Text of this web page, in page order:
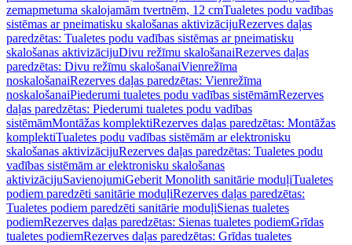
zemapmetuma skalojamām tvertnēm, 12 cmTualetes podu vadības
sistēmas ar pneimatisku skalošanas aktivizācijuRezerves daļas
paredzētas: Tualetes podu vadības sistēmas ar pneimatisku
skalošanas aktivizācijuDivu režīmu skalošanaiRezerves daļas
paredzētas: Divu režīmu skalošanaiVienrežīma
noskalošanaiRezerves daļas paredzētas: Vienrežīma
noskalošanaiPiederumi tualetes podu vadības sistēmāmRezerves
daļas paredzētas: Piederumi tualetes podu vadības
sistēmāmMontāžas komplektiRezerves daļas paredzētas: Montāžas
komplektiTualetes podu vadības sistēmām ar elektronisku
skalošanas aktivizācijuRezerves daļas paredzētas: Tualetes podu
vadības sistēmām ar elektronisku skalošanas
aktivizācijuSavienojumiGeberit Monolith sanitārie moduļiTualetes
podiem paredzēti sanitārie moduļiRezerves daļas paredzētas:
Tualetes podiem paredzēti sanitārie moduļiSienas tualetes
podiemRezerves daļas paredzētas: Sienas tualetes podiemGrīdas
tualetes podiemRezerves daļas paredzētas: Grīdas tualetes